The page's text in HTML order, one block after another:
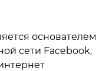
основателем
сети Facebook,